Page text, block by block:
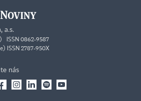
a.s.
ISSN 0862-9587
ISSN 2787-950X
nás